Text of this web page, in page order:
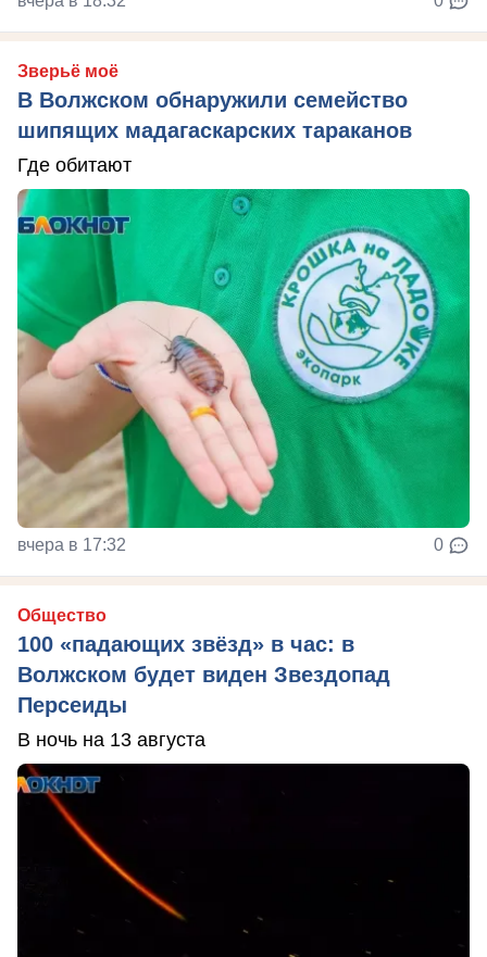
Зверьё моё
В Волжском обнаружили семейство
шипящих мадагаскарских тараканов
Где обитают
вчера в 17:32 0
Общество
100 «падающих звёзд» в час: в
Волжском будет виден Звездопад
Персеиды
В ночь на 13 августа